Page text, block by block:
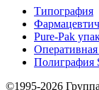
Типография
Pure-Pak
Полиграфия
©1995-2026